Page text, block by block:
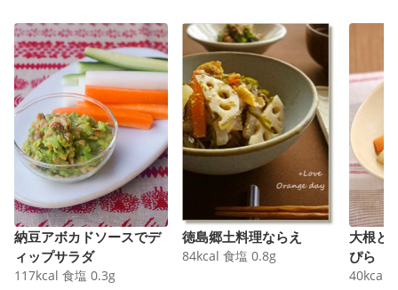
納豆アボカドソースでデ
ィップサラダ
117kcal 食塩 0.3g
徳島郷土料理ならえ
84kcal 食塩 0.8g
大根と
ぴら
40kcal